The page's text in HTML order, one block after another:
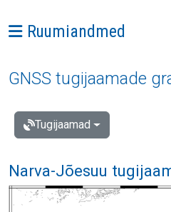
Ava menüü:
Ruumiandmed
GNSS tugijaamade
Tugijaamad
Narva-Jõesuu